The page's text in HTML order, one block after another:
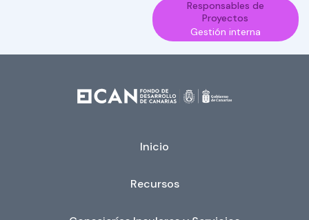
Responsables de
Proyectos
Gestión interna
Inicio
Recursos